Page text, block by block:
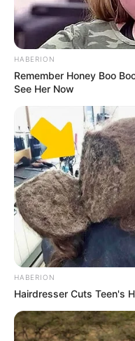
Serem! 9 Chat
Pelanggan Ini
Merinding
HABERION
Remember Honey Boo
See Her Now
HABERION
Hairdresser Cuts Teen's